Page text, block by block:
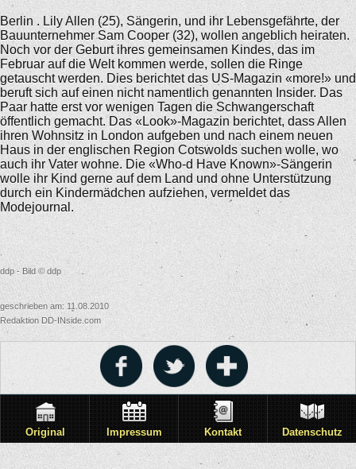
Berlin . Lily Allen (25), Sängerin, und ihr Lebensgefährte, der
Bauunternehmer Sam Cooper (32), wollen angeblich heiraten.
Noch vor der Geburt ihres gemeinsamen Kindes, das im
Februar auf die Welt kommen werde, sollen die Ringe
getauscht werden. Dies berichtet das US-Magazin «more!» und
beruft sich auf einen nicht namentlich genannten Insider. Das
Paar hatte erst vor wenigen Tagen die Schwangerschaft
öffentlich gemacht. Das «Look»-Magazin berichtet, dass Allen
ihren Wohnsitz in London aufgeben und nach einem neuen
Haus in der englischen Region Cotswolds suchen wolle, wo
auch ihr Vater wohne. Die «Who-d Have Known»-Sängerin
wolle ihr Kind gerne auf dem Land und ohne Unterstützung
durch ein Kindermädchen aufziehen, vermeldet das
Modejournal.
ddp - Bild © ddp
geschrieben am: 11.08.2010
Redaktion DD-INside.com
Original Impressum Kontakt Datenschutz